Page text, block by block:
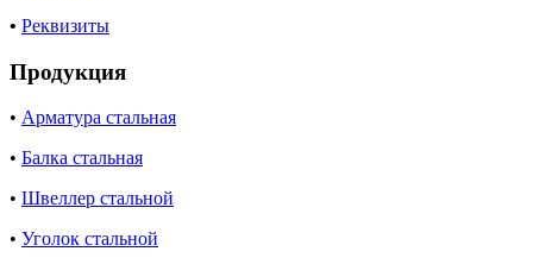
• Реквизиты
Продукция
• Арматура стальная
• Балка стальная
• Швеллер стальной
• Уголок стальной